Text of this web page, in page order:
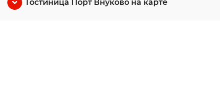
Гостиница Порт Внуково на карте